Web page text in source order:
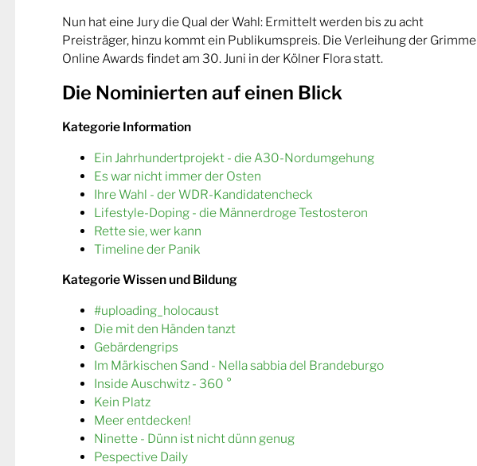
Nun hat eine Jury die Qual der Wahl: Ermittelt werden bis zu acht
Preisträger, hinzu kommt ein Publikumspreis. Die Verleihung der Grimme
Online Awards findet am 30. Juni in der Kölner Flora statt.
Die Nominierten auf einen Blick
Kategorie Information
Ein Jahrhundertprojekt - die A30-Nordumgehung
Es war nicht immer der Osten
Ihre Wahl - der WDR-Kandidatencheck
Lifestyle-Doping - die Männerdroge Testosteron
Rette sie, wer kann
Timeline der Panik
Kategorie Wissen und Bildung
#uploading_holocaust
Die mit den Händen tanzt
Gebärdengrips
Im Märkischen Sand - Nella sabbia del Brandeburgo
Inside Auschwitz - 360 °
Kein Platz
Meer entdecken!
Ninette - Dünn ist nicht dünn genug
Pespective Daily